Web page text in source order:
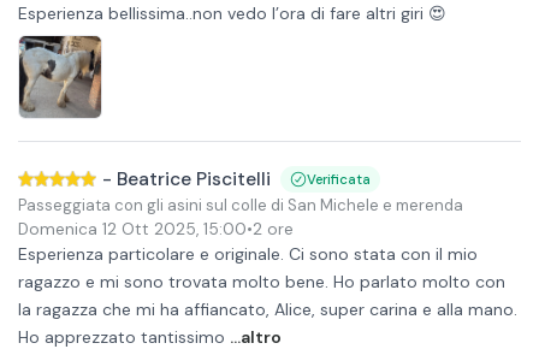
Esperienza bellissima..non vedo l’ora di fare altri giri 😍
- Beatrice Piscitelli Verificata
Passeggiata con gli asini sul colle di San Michele e merenda
Domenica 12 Ott 2025, 15:00•2 ore
Esperienza particolare e originale. Ci sono stata con il mio
ragazzo e mi sono trovata molto bene. Ho parlato molto con
la ragazza che mi ha affiancato, Alice, super carina e alla mano.
Ho apprezzato tantissimo ...altro